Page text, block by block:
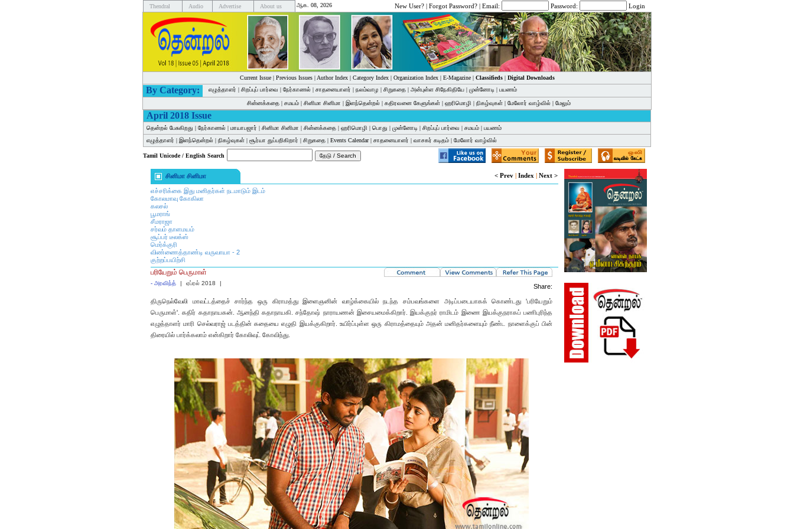
Thendral Audio Advertise About us ஆக. 08, 2026 New User? | Forgot Password? | Email: Password: Login
Current Issue| Previous Issues| Author Index| Category Index| Organization Index| E-Magazine| Classifieds| Digital Downloads
By Category: எழுத்தாளர் | சிறப்புப் பார்வை | நேர்காணல் | சாதனையாளர் | நலம்வாழ | சிறுகதை | அன்புள்ள சிநேகிதியே | முன்னோடி | பயணம்
சின்னக்கதை | சமயம் | சினிமா சினிமா | இளந்தென்றல் | கதிரவனை கேளுங்கள் | ஹரிமொழி | நிகழ்வுகள் | மேலோர் வாழ்வில் | மேலும்
April 2018 Issue
தென்றல் பேசுகிறது | நேர்காணல் | மாயாபஜார் | சினிமா சினிமா | சின்னக்கதை | ஹரிமொழி | பொது | முன்னோடி | சிறப்புப் பார்வை | சமயம் | பயணம்
எழுத்தாளர் | இளந்தென்றல் | நிகழ்வுகள் | சூர்யா துப்பறிகிறார் | சிறுகதை | Events Calendar| சாதனையாளர் | வாசகர் கடிதம் | மேலோர் வாழ்வில்
Tamil Unicode / English Search
சினிமா சினிமா < Prev | Index | Next >
எச்சரிக்கை இது மனிதர்கள் நடமாடும் இடம்
கோலமாவு கோகிலா
கலசல்
பூமராங்
சீமராஜா
சர்வம் தாளமயம்
சூப்பர் டீலக்ஸ்
மெர்க்குரி
விண்ணைத்தாண்டி வருவாயா - 2
குற்றப்பயிற்சி
பரியேறும் பெருமாள்
- அரவிந்த் | ஏப்ரல் 2018 | Share:
திருநெல்வேலி மாவட்டத்தைச் சார்ந்த ஒரு கிராமத்து இளைஞனின் வாழ்க்கையில் நடந்த சம்பவங்களை அடிப்படையாகக் கொண்டது 'பரியேறும்
பெருமாள்'. கதிர் கதாநாயகன். ஆனந்தி கதாநாயகி. சந்தோஷ் நாராயணன் இசையமைக்கிறார். இயக்குநர் ராமிடம் இணை இயக்குநராகப் பணிபுரிந்த
எழுத்தாளர் மாரி செல்வராஜ் படத்தின் கதையை எழுதி இயக்குகிறார். உயிர்ப்புள்ள ஒரு கிராமத்தையும் அதன் மனிதர்களையும் நீண்ட நாளைக்குப் பின்
திரையில் பார்க்கலாம் என்கிறார் கோலிவுட் கோவிந்து.